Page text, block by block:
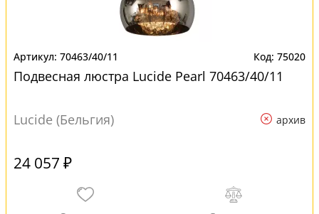
70463/40/11 75020
Подвесная люстра Lucide Pearl 70463/40/11
Lucide (Бельгия) архив
24 057 ₽